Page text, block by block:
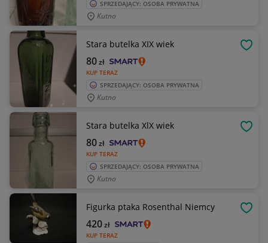
SPRZEDAJĄCY: OSOBA PRYWATNA
Kutno
Stara butelka XIX wiek
KUP TERAZ
80zł
SPRZEDAJĄCY: OSOBA PRYWATNA
Kutno
Stara butelka XlX wiek
KUP TERAZ
80zł
SPRZEDAJĄCY: OSOBA PRYWATNA
Kutno
Figurka ptaka Rosenthal Niemcy
KUP TERAZ
420zł